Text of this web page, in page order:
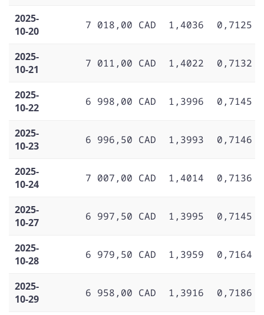
2025-
10-20
7 018,00 CAD 1,4036 0,7125
2025-
10-21
7 011,00 CAD 1,4022 0,7132
2025-
10-22
6 998,00 CAD 1,3996 0,7145
2025-
10-23
6 996,50 CAD 1,3993 0,7146
2025-
10-24
7 007,00 CAD 1,4014 0,7136
2025-
10-27
6 997,50 CAD 1,3995 0,7145
2025-
10-28
6 979,50 CAD 1,3959 0,7164
2025-
10-29
6 958,00 CAD 1,3916 0,7186